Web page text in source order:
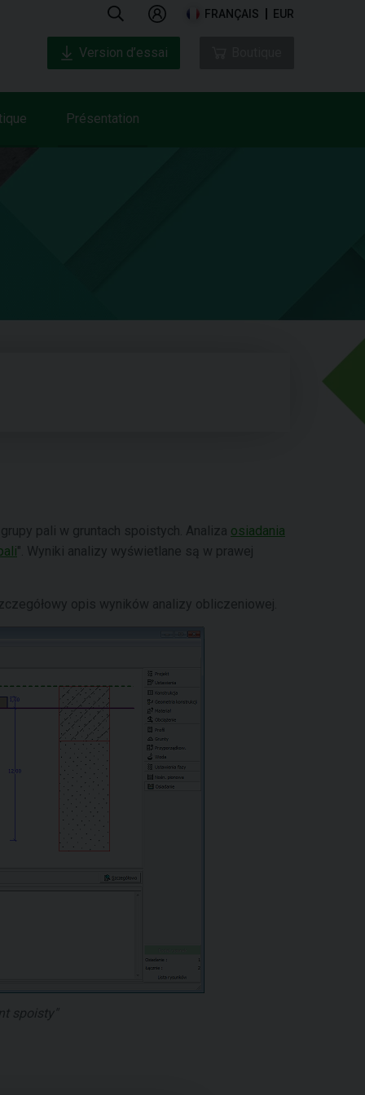
FRANÇAIS EUR
Présentation
Version d’essai
pali w gruntach spoistych. Analiza osiadania
". Wyniki analizy wyświetlane są w prawej
opis wyników analizy obliczeniowej.
spoisty"